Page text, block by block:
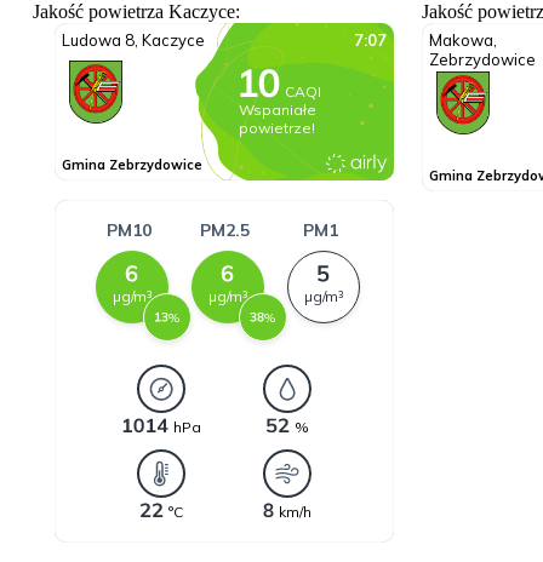
Jakość powietrza Kaczyce: Jakość